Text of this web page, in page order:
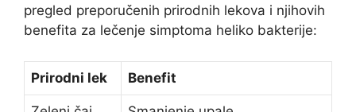
pregled preporučenih prirodnih lekova i njihovih
benefita za lečenje simptoma heliko bakterije:
Prirodni lek Benefit